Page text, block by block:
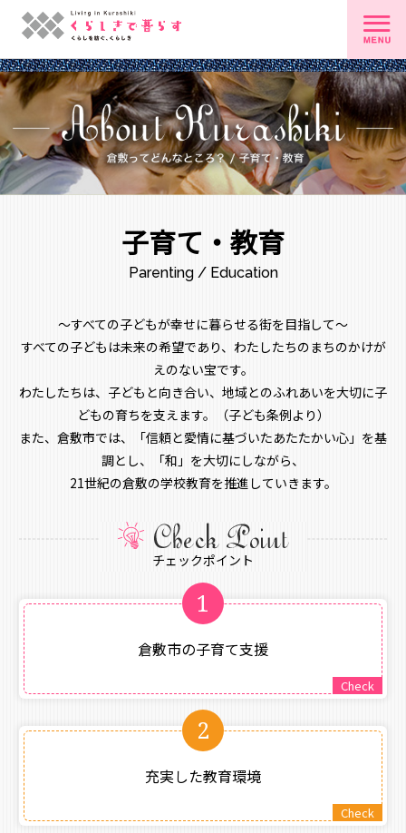
子育て・教育
Parenting / Education
～すべての子どもが幸せに暮らせる街を目指して～
すべての子どもは未来の希望であり、わたしたちのまちのかけが
えのない宝です。
わたしたちは、子どもと向き合い、地域とのふれあいを大切に子
どもの育ちを支えます。（子ども条例より）
また、倉敷市では、「信頼と愛情に基づいたあたたかい心」を基
調とし、「和」を大切にしながら、
21世紀の倉敷の学校教育を推進していきます。
チェックポイント
1
倉敷市の子育て支援
Check
2
充実した教育環境
Check